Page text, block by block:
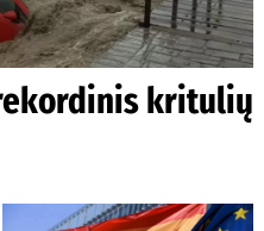
kritulių